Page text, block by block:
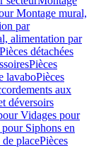
Montage mural,
par
alimentation par
Pièces détachées
Pièces
lavaboPièces
aux
déversoirs
Vidages pour
pour Siphons en
placePièces